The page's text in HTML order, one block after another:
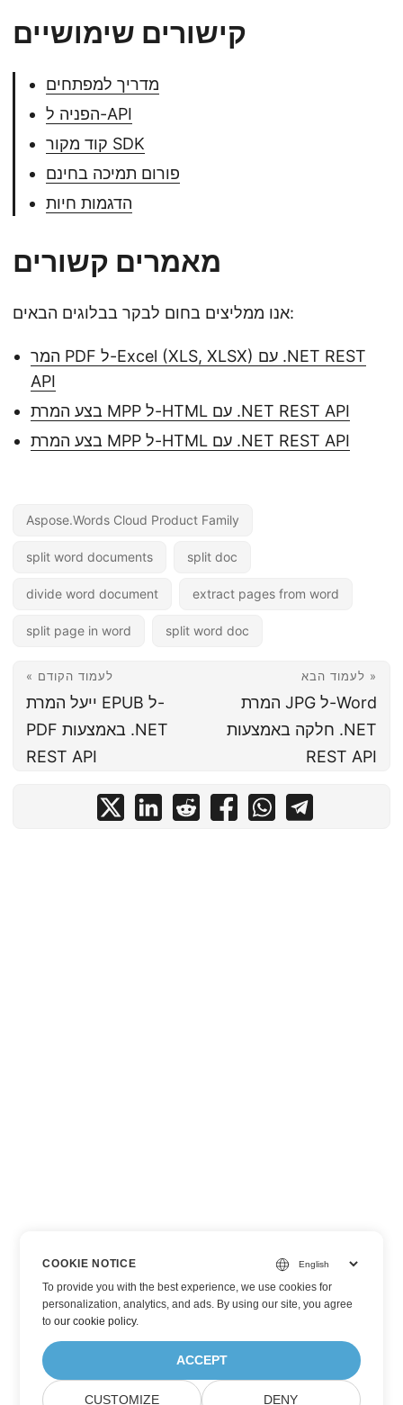
קישורים שימושיים
מדריך למפתחים
הפניה ל-API
קוד מקור SDK
פורום תמיכה בחינם
הדגמות חיות
מאמרים קשורים
אנו ממליצים בחום לבקר בבלוגים הבאים:
המר PDF ל-Excel (XLS, XLSX) עם .NET REST
API
בצע המרת MPP ל-HTML עם .NET REST API
בצע המרת MPP ל-HTML עם .NET REST API
Aspose.Words Cloud Product Family
split word documents split doc
divide word document extract pages from word
split page in word split word doc
« לעמוד הקודם
ייעל המרת EPUB ל-
PDF באמצעות .NET
REST API
לעמוד הבא »
המרת JPG ל-Word
חלקה באמצעות .NET
REST API
COOKIE NOTICE
To provide you with the best experience, we use cookies for
personalization, analytics, and ads. By using our site, you agree
toour cookie policy.
ACCEPT
CUSTOMIZE DENY